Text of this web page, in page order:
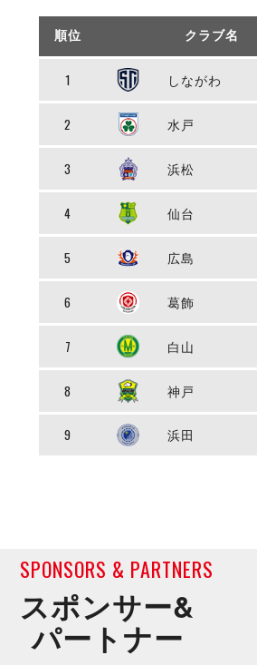
個人ランキング｜第2PK
メットライフ生命Ｆ２リーグ
警告・退場・出場停止選手
個人ランキング｜ゴール
個人ランキング｜シュート
個人ランキング｜シュート成功率
大会概要
ペスカドーラ町田
湘南ベルマーレ
ボアルース長野
シュライカー大阪
バサジィ大分
メットライフ生命Ｆ２リーグ
ヴォスクオーレ仙台
マルバ水戸FC
リガーレヴィア葛飾
Y．S．C．C．横浜
アグレミーナ浜松
ポルセイド浜田
リーグ概要
日本フットサルリーグについて
大会概要
クラブライセンス関連
アリーナ観戦マナー&ルール
過去の記録 ARCHIVE
過去の試合記録
ディビジョン1 試合記録
Ｆリーグカップ 試合記録
リーグ統計データ
ハットトリック
選手の通算記録（Ｆ１）
ペスカドーラ町田
湘南ベルマーレ
ボアルース長野
名古屋オーシャンズ
プロジェクト PROJECT
ABeam AWARD
DIVISION
FOLLOW US!
順位 クラブ名
1 しながわ
2 水戸
3 浜松
4 仙台
5 広島
6 葛飾
7 白山
8 神戸
9 浜田
SPONSORS & PARTNERS
スポンサー&
パートナー